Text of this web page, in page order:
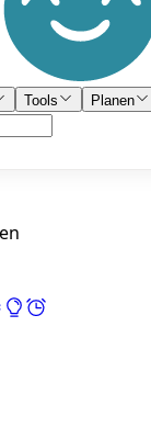
Tools Planen